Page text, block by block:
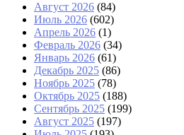
Август 2026 (84)
Июль 2026 (602)
Апрель 2026 (1)
Февраль 2026 (34)
Январь 2026 (61)
Декабрь 2025 (86)
Ноябрь 2025 (78)
Октябрь 2025 (188)
Сентябрь 2025 (199)
Август 2025 (197)